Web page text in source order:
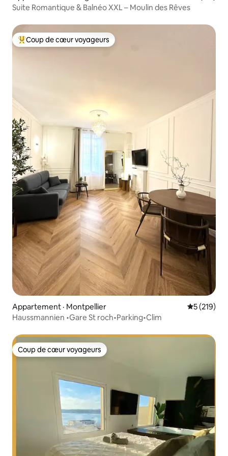
Suite Romantique & Balnéo XXL – Moulin des Rêves
Coup de cœur voyageurs parmi les plus aimés
Coup de cœur voyageurs
Appartement · Montpellier Note
5 (219)
Haussmannien •Gare St roch•Parking•Clim
Coup de cœur voyageurs
Coup de cœur voyageurs